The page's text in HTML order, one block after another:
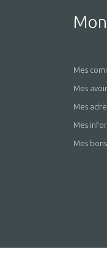
Mes
Mes
Mes
Mes
Mes